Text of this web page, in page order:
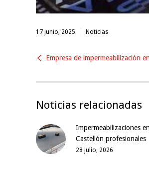
17 junio, 2025 Noticias
Empresa de impermeabilización
Noticias relacionadas
Impermeabilizaciones en
Castellón profesionales
28 julio, 2026